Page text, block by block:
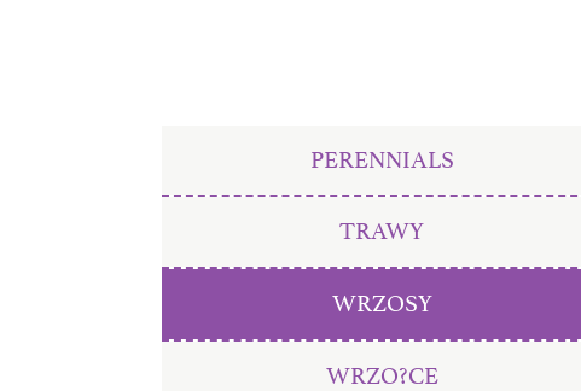
PERENNIALS
TRAWY
WRZOSY
WRZO?CE